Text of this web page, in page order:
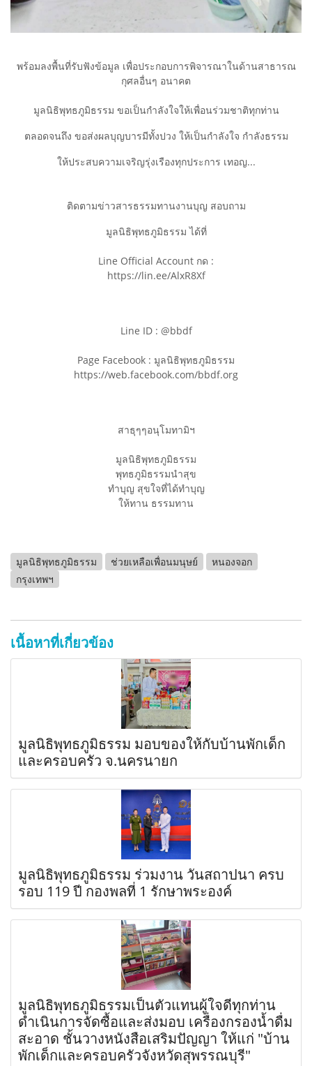
พร้อมลงพื้นที่รับฟังข้อมูล เพื่อประกอบการพิจารณาในด้านสาธารณ
กุศลอื่นๆ อนาคต
มูลนิธิพุทธภูมิธรรม ขอเป็นกำลังใจให้เพื่อนร่วมชาติทุกท่าน
ตลอดจนถึง ขอส่งผลบุญบารมีทั้งปวง ให้เป็นกำลังใจ กำลังธรรม
ให้ประสบความเจริญรุ่งเรืองทุกประการ เทอญ...
ติดตามข่าวสารธรรมทานงานบุญ สอบถาม
มูลนิธิพุทธภูมิธรรม ได้ที่
Line Official Account กด :
https://lin.ee/AlxR8Xf
Line ID : @bbdf
Page Facebook : มูลนิธิพุทธภูมิธรรม
https://web.facebook.com/bbdf.org
สาธุๆๆอนุโมทามิฯ
มูลนิธิพุทธภูมิธรรม
พุทธภูมิธรรมนำสุข
ทำบุญ สุขใจที่ได้ทำบุญ
ให้ทาน ธรรมทาน
มูลนิธิพุทธภูมิธรรม ช่วยเหลือเพื่อนมนุษย์
หนองจอก
กรุงเทพฯ
เนื้อหาที่เกี่ยวข้อง
มูลนิธิพุทธภูมิธรรม มอบของให้กับบ้านพักเด็ก
และครอบครัว จ.นครนายก
มูลนิธิพุทธภูมิธรรม ร่วมงาน วันสถาปนา ครบ
รอบ 119 ปี กองพลที่ 1 รักษาพระองค์
มูลนิธิพุทธภูมิธรรมเป็นตัวแทนผู้ใจดีทุกท่าน
ดำเนินการจัดซื้อและส่งมอบ เครื่องกรองน้ำดื่ม
สะอาด ชั้นวางหนังสือเสริมปัญญา ให้แก่ "บ้าน
พักเด็กและครอบครัวจังหวัดสุพรรณบุรี"